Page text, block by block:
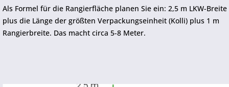
Als Formel für die Rangierfläche planen Sie ein: 2,5 m LKW-Breite
plus die Länge der größten Verpackungseinheit (Kolli) plus 1 m
Rangierbreite. Das macht circa 5-8 Meter.